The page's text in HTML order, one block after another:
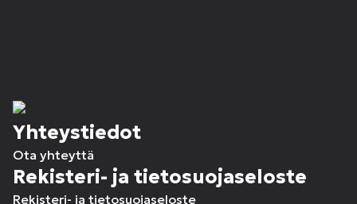
Yhteystiedot
Ota yhteyttä
Rekisteri- ja tietosuojaseloste
Rekisteri- ja tietosuojaseloste